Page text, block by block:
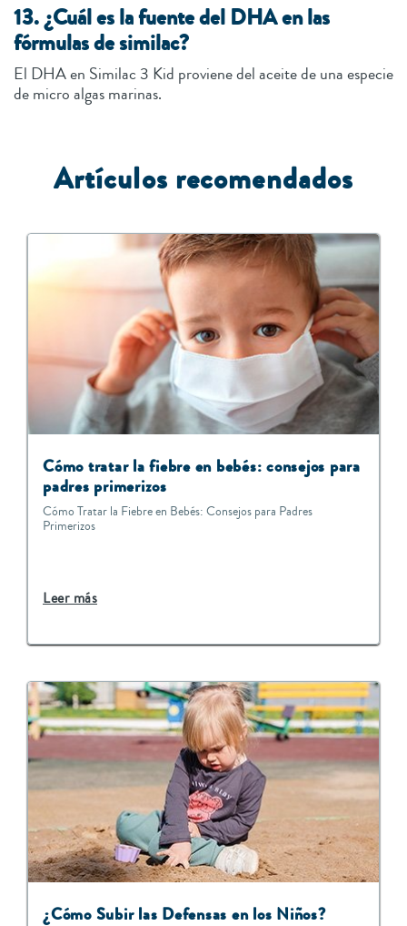
13. ¿Cuál es la fuente del DHA en las
fórmulas de similac?
El DHA en Similac 3 Kid proviene del aceite de una especie
de micro algas marinas.
Artículos recomendados
Cómo tratar la fiebre en bebés: consejos para
padres primerizos
Cómo Tratar la Fiebre en Bebés: Consejos para Padres
Primerizos
Leer más
¿Cómo Subir las Defensas en los Niños?